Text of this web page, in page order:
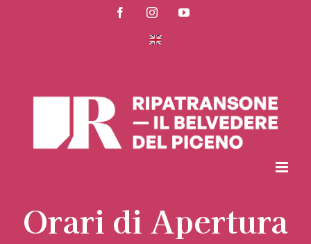
FacebookInstagramYouTube
Orari di Apertura